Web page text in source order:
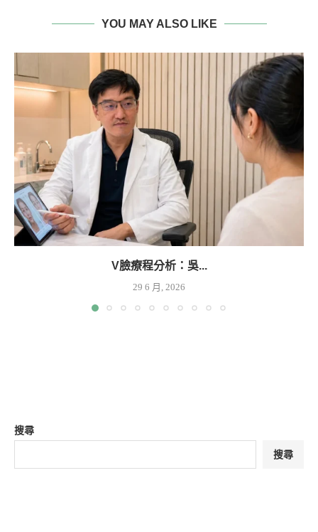
YOU MAY ALSO LIKE
V臉療程分析：吳...
29 6 月, 2026
搜尋
搜尋